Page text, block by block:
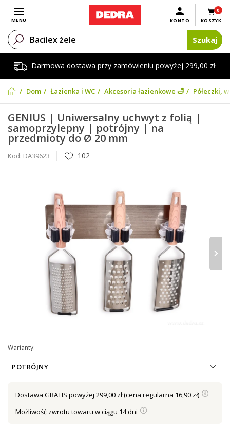
Darmowa dostawa przy zamówieniu powyżej 299,00 zł
Otwórz menu
MENU
0
KOSZYK
KONTO
Szukaj
Dom Łazienka i WC Akcesoria łazienkowe 🛁 Półeczki,
GENIUS | Uniwersalny uchwyt z folią |
samoprzylepny | potrójny | na
przedmioty do Ø 20 mm
Kod: DA39623 102
›
Warianty:
POTRÓJNY
Dostawa GRATIS powyżej 299,00 zł(cena regularna 16,90 zł)
Możliwość zwrotu towaru w ciągu 14 dni